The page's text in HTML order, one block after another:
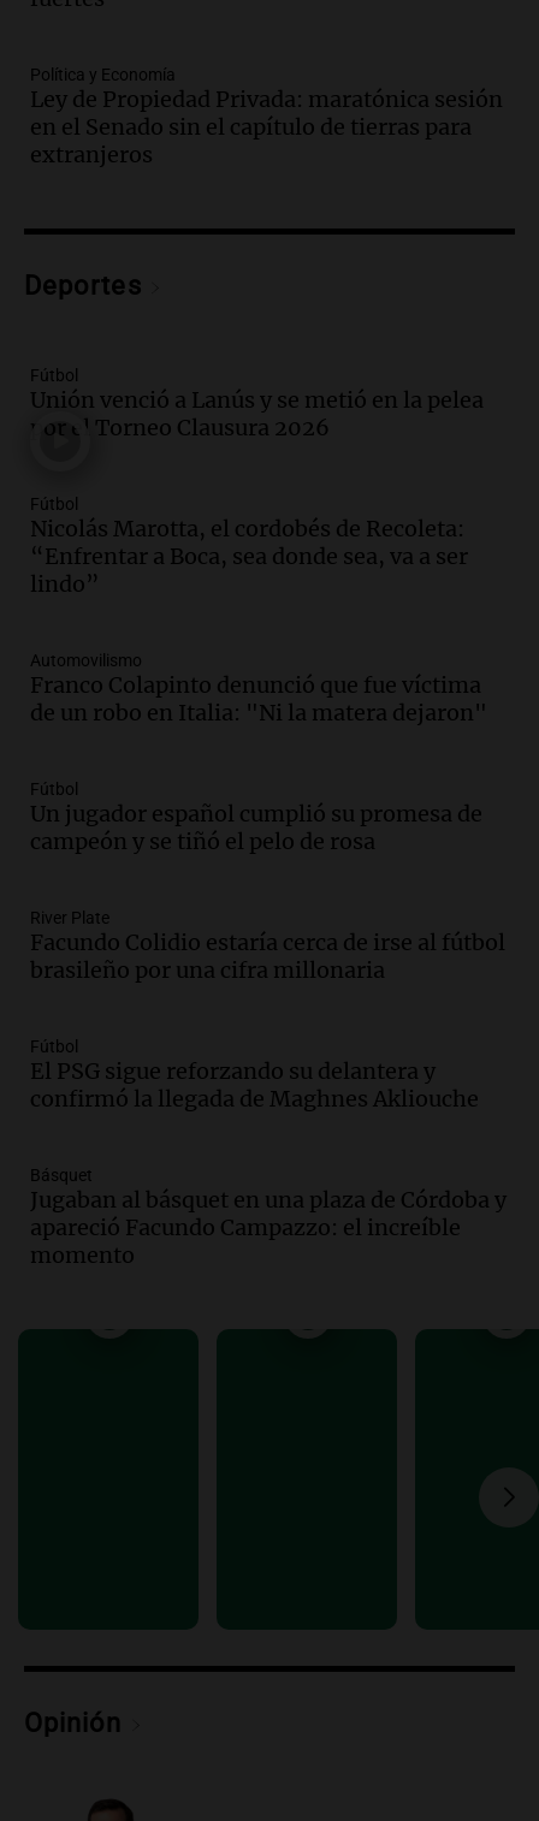
avanza con testimonios clave sobre el
accidente en Villa Dolores
Panorama Federal
Episodios
tributo todos los jueves
Episodios
sea, va a ser lindo”
La Cadena del Gol
Episodios
en ludopatía: “Tener el casino en la
mano es muy peligroso”
La Argentina, hoy
Episodios
sobre los parques educativos
Amamos Argentina
Episodios
traerá más lluvias y eventos extremos
durante la primavera
Informados al regreso
restablecer el servicio de electricidad
tras fuertes vientos
Panorama Federal
Audio.
los empresarios del país cree que la
economía mejorará el próximo año
Audio. Carolina Losada: "Faltó que el
oficialismo la explique mejor" sobre la
ley de propiedad privada
Informados al regreso
Audio.Debate en el Senado y protesta
Manifestación en Rosario contra
la ley de Propiedad Privada debatida en
Luis Juez cuestionó la polémica
relato mentiroso"
Episodios
Política y Economía
Ley de Propiedad Privada: maratónica sesión
en el Senado sin el capítulo de tierras para
extranjeros
Deportes
Fútbol
Unión venció a Lanús y se metió en la pelea
por el Torneo Clausura 2026
Fútbol
Nicolás Marotta, el cordobés de Recoleta:
“Enfrentar a Boca, sea donde sea, va a ser
lindo”
Automovilismo
Franco Colapinto denunció que fue víctima
de un robo en Italia: "Ni la matera dejaron"
Fútbol
Un jugador español cumplió su promesa de
campeón y se tiñó el pelo de rosa
River Plate
Facundo Colidio estaría cerca de irse al fútbol
brasileño por una cifra millonaria
Fútbol
El PSG sigue reforzando su delantera y
confirmó la llegada de Maghnes Akliouche
Básquet
Jugaban al básquet en una plaza de Córdoba y
apareció Facundo Campazzo: el increíble
momento
Opinión